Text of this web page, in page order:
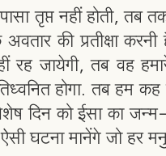
तृप्त नहीं होती, तब
की प्रतीक्षा करनी
रह जायेगी, तब वह
होगा. तब हम
दिन को ईसा का
घटना मानेंगे जो हर